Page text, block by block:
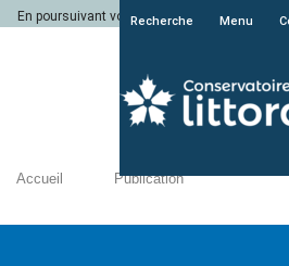
En poursuivant votre navigation sur le site
Recherche Menu
Accueil Publication